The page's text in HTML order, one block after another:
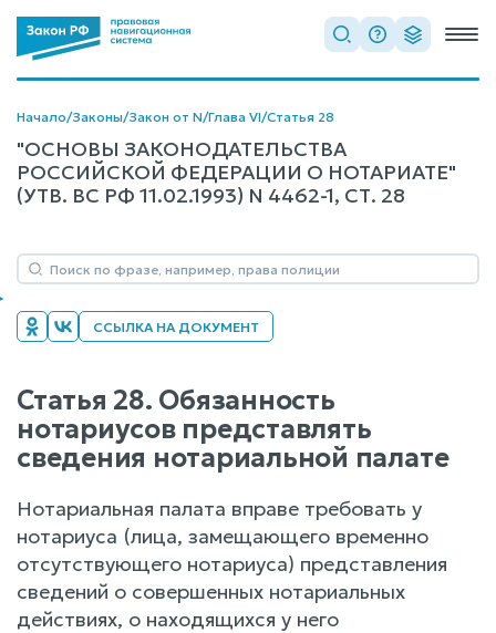
Начало/Законы/Закон от N/Глава VI/Статья 28
"ОСНОВЫ ЗАКОНОДАТЕЛЬСТВА
РОССИЙСКОЙ ФЕДЕРАЦИИ О НОТАРИАТЕ"
(УТВ. ВС РФ 11.02.1993) N 4462-1, СТ. 28
ССЫЛКА НА ДОКУМЕНТ
Статья 28. Обязанность
нотариусов представлять
сведения нотариальной палате
Нотариальная палата вправе требовать у
нотариуса (лица, замещающего временно
отсутствующего нотариуса) представления
сведений о совершенных нотариальных
действиях, о находящихся у него